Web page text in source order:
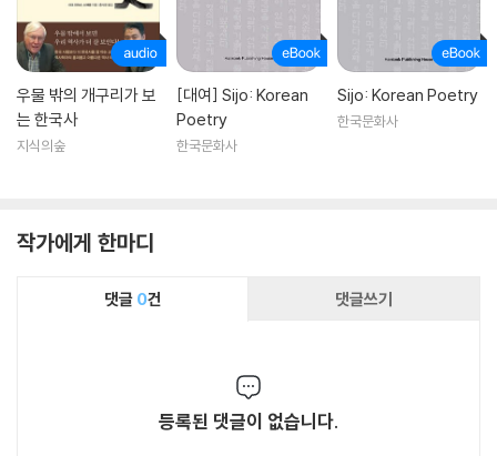
우물 밖의 개구리가 보
는 한국사
지식의숲
[대여] Sijo: Korean
Poetry
한국문화사
Sijo: Korean Poetry
한국문화사
작가에게 한마디
댓글 0건 댓글쓰기
등록된 댓글이 없습니다.